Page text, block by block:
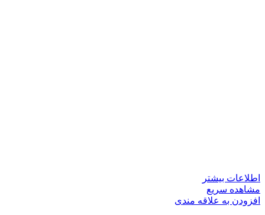
اطلاعات بیشتر
مشاهده سریع
افزودن به علاقه مندی